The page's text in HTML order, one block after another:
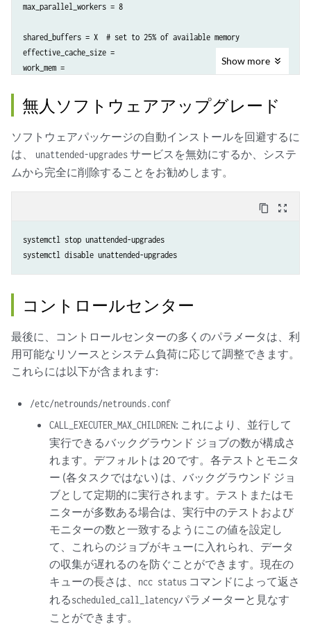
max_parallel_workers = 8
shared_buffers = X  # set to 25% of available memory
effective_cache_size =
work_mem =
temp_buffers = 16MB
18wal_compression = on
Show more
無人ソフトウェアアップグレード
ソフトウェアパッケージの自動インストールを回避するに
は、
unattended-upgradesサービスを無効にするか、システ
ムから完全に削除することをお勧めします。
content_copy zoom_out_map
systemctl stop unattended-upgrades
systemctl disable unattended-upgrades
コントロールセンター
最後に、コントロールセンターの多くのパラメータは、利
用可能なリソースとシステム負荷に応じて調整できます。
これらには以下が含まれます:
/etc/netrounds/netrounds.conf
CALL_EXECUTER_MAX_CHILDREN: これにより、並行して
実行できるバックグラウンド ジョブの数が構成さ
れます。デフォルトは 20 です。各テストとモニタ
ー (各タスクではない) は、バックグラウンド ジョ
ブとして定期的に実行されます。テストまたはモ
ニターが多数ある場合は、実行中のテストおよび
モニターの数と一致するようにこの値を設定し
て、これらのジョブがキューに入れられ、データ
の収集が遅れるのを防ぐことができます。現在の
キューの長さは、
ncc statusコマンドによって返さ
れるscheduled_call_latencyパラメーターと見なす
ことができます。